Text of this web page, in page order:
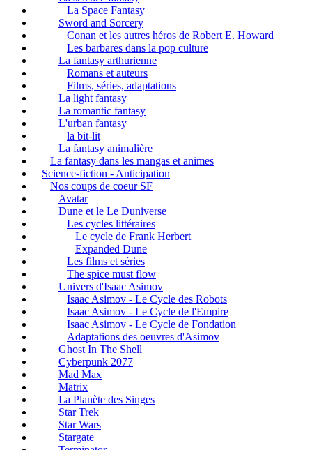
La Space Fantasy
Sword and Sorcery
Conan et les autres héros de Robert E. Howard
Les barbares dans la pop culture
La fantasy arthurienne
Romans et auteurs
Films, séries, adaptations
La light fantasy
La romantic fantasy
L'urban fantasy
la bit-lit
La fantasy animalière
La fantasy dans les mangas et animes
Science-fiction - Anticipation
Nos coups de coeur SF
Avatar
Dune et le Le Duniverse
Les cycles littéraires
Le cycle de Frank Herbert
Expanded Dune
Les films et séries
The spice must flow
Univers d'Isaac Asimov
Isaac Asimov - Le Cycle des Robots
Isaac Asimov - Le Cycle de l'Empire
Isaac Asimov - Le Cycle de Fondation
Adaptations des oeuvres d'Asimov
Ghost In The Shell
Cyberpunk 2077
Mad Max
Matrix
La Planète des Singes
Star Trek
Star Wars
Stargate